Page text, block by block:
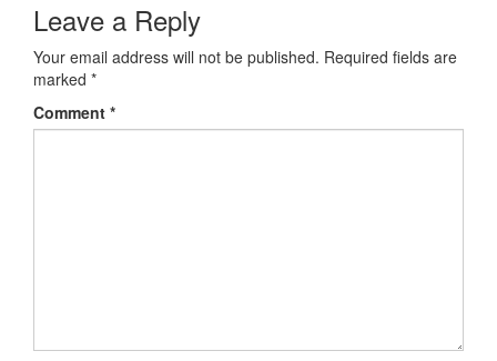
Leave a Reply
Your email address will not be published. Required fields are
marked *
Comment *